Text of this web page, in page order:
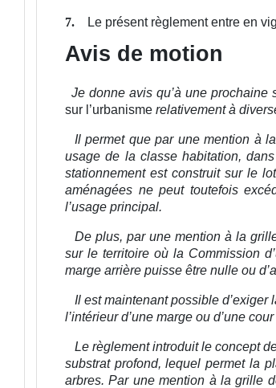
7. Le présent règlement entre en
Avis de motion
Je donne avis qu’à une
sur l’urbanisme relativement à
Il permet que par une mention à
usage de la classe habitation,
stationnement est construit sur le
aménagées ne peut toutefois
l’usage principal.
De plus, par une mention à la
sur le territoire où la Commission
marge arrière puisse être nulle ou
Il est maintenant possible
l’intérieur d’une marge ou d’une
Le règlement introduit le concept
substrat profond, lequel permet la
arbres. Par une mention à la grille